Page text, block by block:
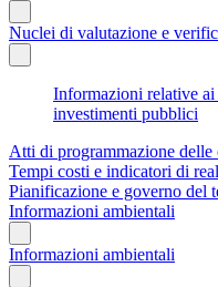
Nuclei di valutazione e
Informazioni relative
investimenti pubblici
Atti di programmazione delle
Tempi costi e indicatori di
Pianificazione e governo del
Informazioni ambientali
Informazioni ambientali